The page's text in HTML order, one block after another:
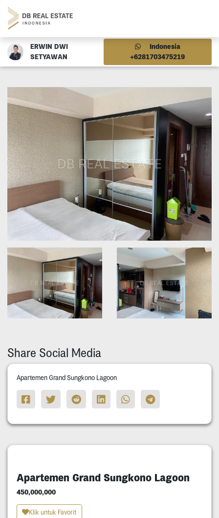
ERWIN DWI
SETYAWAN
Indonesia
+6281703475219
Share Social Media
Apartemen Grand Sungkono Lagoon
Apartemen Grand Sungkono Lagoon
450,000,000
Klik untuk Favorit